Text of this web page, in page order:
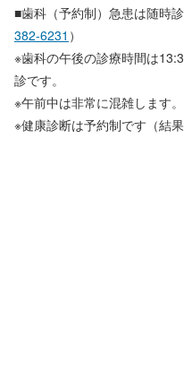
■歯科（予約制）急患は随時
382-6231 ）
※歯科の午後の診療時間は
診です。
※午前中は非常に混雑します
※健康診断は予約制です（結果